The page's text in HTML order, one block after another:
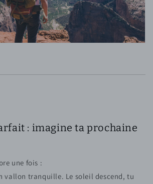
: imagine ta prochaine
une fois :
vallon tranquille. Le soleil descend, tu